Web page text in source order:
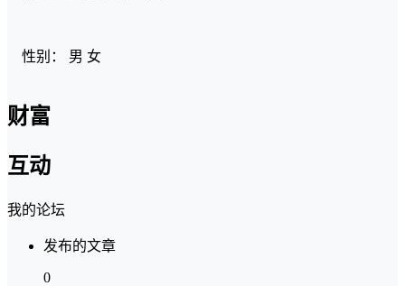
性别： 男 女
财富
互动
我的论坛
发布的文章
0